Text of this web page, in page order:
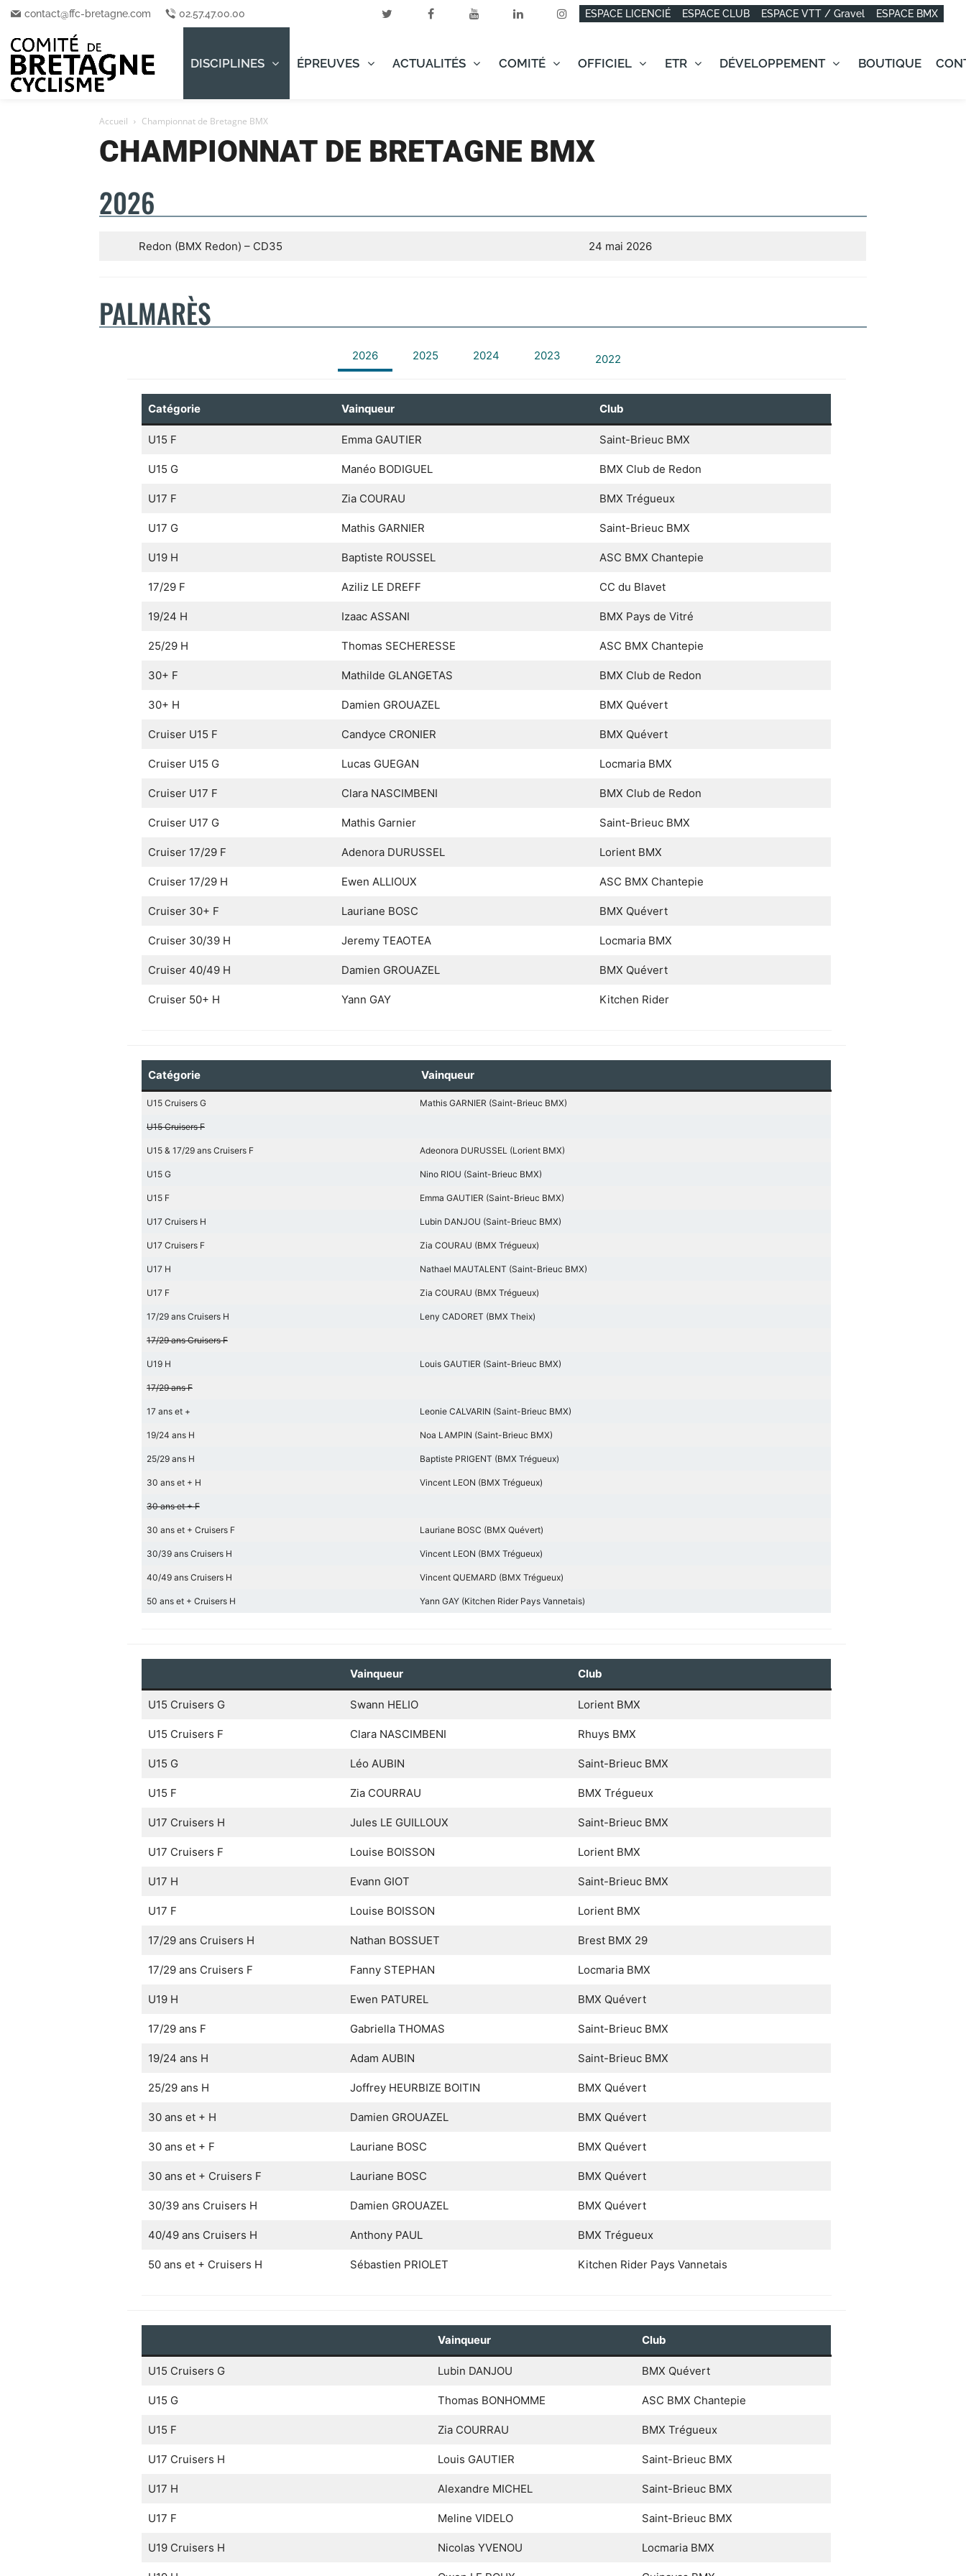
contact@ffc-bretagne.com 02.57.47.00.00 ESPACE LICENCIÉ ESPACE CLUB ESPACE VTT / Gravel ESPACE BMX
DISCIPLINES ÉPREUVES ACTUALITÉS COMITÉ OFFICIEL ETR DÉVELOPPEMENT BOUTIQUE
Accueil Championnat de Bretagne BMX
CHAMPIONNAT DE BRETAGNE BMX
2026
Redon (BMX Redon) – CD35 24 mai 2026
PALMARÈS
2026 2025 2024 2023 2022
Catégorie Vainqueur Club
U15 F Emma GAUTIER Saint-Brieuc BMX
U15 G Manéo BODIGUEL BMX Club de Redon
U17 F Zia COURAU BMX Trégueux
U17 G Mathis GARNIER Saint-Brieuc BMX
U19 H Baptiste ROUSSEL ASC BMX Chantepie
17/29 F Aziliz LE DREFF CC du Blavet
19/24 H Izaac ASSANI BMX Pays de Vitré
25/29 H Thomas SECHERESSE ASC BMX Chantepie
30+ F Mathilde GLANGETAS BMX Club de Redon
30+ H Damien GROUAZEL BMX Quévert
Cruiser U15 F Candyce CRONIER BMX Quévert
Cruiser U15 G Lucas GUEGAN Locmaria BMX
Cruiser U17 F Clara NASCIMBENI BMX Club de Redon
Cruiser U17 G Mathis Garnier Saint-Brieuc BMX
Cruiser 17/29 F Adenora DURUSSEL Lorient BMX
Cruiser 17/29 H Ewen ALLIOUX ASC BMX Chantepie
Cruiser 30+ F Lauriane BOSC BMX Quévert
Cruiser 30/39 H Jeremy TEAOTEA Locmaria BMX
Cruiser 40/49 H Damien GROUAZEL BMX Quévert
Cruiser 50+ H Yann GAY Kitchen Rider
Catégorie Vainqueur
U15 Cruisers G Mathis GARNIER (Saint-Brieuc BMX)
U15 Cruisers F
U15 & 17/29 ans Cruisers F Adeonora DURUSSEL (Lorient BMX)
U15 G Nino RIOU (Saint-Brieuc BMX)
U15 F Emma GAUTIER (Saint-Brieuc BMX)
U17 Cruisers H Lubin DANJOU (Saint-Brieuc BMX)
U17 Cruisers F Zia COURAU (BMX Trégueux)
U17 H Nathael MAUTALENT (Saint-Brieuc BMX)
U17 F Zia COURAU (BMX Trégueux)
17/29 ans Cruisers H Leny CADORET (BMX Theix)
17/29 ans Cruisers F
U19 H Louis GAUTIER (Saint-Brieuc BMX)
17/29 ans F
17 ans et + Leonie CALVARIN (Saint-Brieuc BMX)
19/24 ans H Noa LAMPIN (Saint-Brieuc BMX)
25/29 ans H Baptiste PRIGENT (BMX Trégueux)
30 ans et + H Vincent LEON (BMX Trégueux)
30 ans et + F
30 ans et + Cruisers F Lauriane BOSC (BMX Quévert)
30/39 ans Cruisers H Vincent LEON (BMX Trégueux)
40/49 ans Cruisers H Vincent QUEMARD (BMX Trégueux)
50 ans et + Cruisers H Yann GAY (Kitchen Rider Pays Vannetais)
Vainqueur Club
U15 Cruisers G Swann HELIO Lorient BMX
U15 Cruisers F Clara NASCIMBENI Rhuys BMX
U15 G Léo AUBIN Saint-Brieuc BMX
U15 F Zia COURRAU BMX Trégueux
U17 Cruisers H Jules LE GUILLOUX Saint-Brieuc BMX
U17 Cruisers F Louise BOISSON Lorient BMX
U17 H Evann GIOT Saint-Brieuc BMX
U17 F Louise BOISSON Lorient BMX
17/29 ans Cruisers H Nathan BOSSUET Brest BMX 29
17/29 ans Cruisers F Fanny STEPHAN Locmaria BMX
U19 H Ewen PATUREL BMX Quévert
17/29 ans F Gabriella THOMAS Saint-Brieuc BMX
19/24 ans H Adam AUBIN Saint-Brieuc BMX
25/29 ans H Joffrey HEURBIZE BOITIN BMX Quévert
30 ans et + H Damien GROUAZEL BMX Quévert
30 ans et + F Lauriane BOSC BMX Quévert
30 ans et + Cruisers F Lauriane BOSC BMX Quévert
30/39 ans Cruisers H Damien GROUAZEL BMX Quévert
40/49 ans Cruisers H Anthony PAUL BMX Trégueux
50 ans et + Cruisers H Sébastien PRIOLET Kitchen Rider Pays Vannetais
Vainqueur Club
U15 Cruisers G Lubin DANJOU BMX Quévert
U15 G Thomas BONHOMME ASC BMX Chantepie
U15 F Zia COURRAU BMX Trégueux
U17 Cruisers H Louis GAUTIER Saint-Brieuc BMX
U17 H Alexandre MICHEL Saint-Brieuc BMX
U17 F Meline VIDELO Saint-Brieuc BMX
U19 Cruisers H Nicolas YVENOU Locmaria BMX